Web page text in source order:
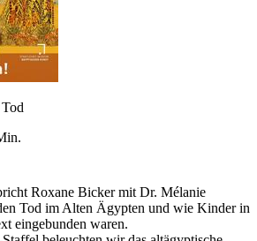
Roxane Bicker mit Dr. Mélanie
Tod im Alten Ägypten und wie Kinder in
eingebunden waren.